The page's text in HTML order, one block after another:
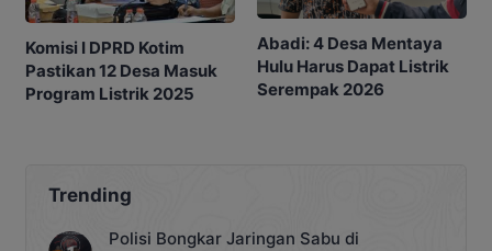
Komisi I DPRD Kotim
Pastikan 12 Desa Masuk
Program Listrik 2025
Abadi: 4 Desa Mentaya
Hulu Harus Dapat Listrik
Serempak 2026
Trending
Polisi Bongkar Jaringan Sabu di